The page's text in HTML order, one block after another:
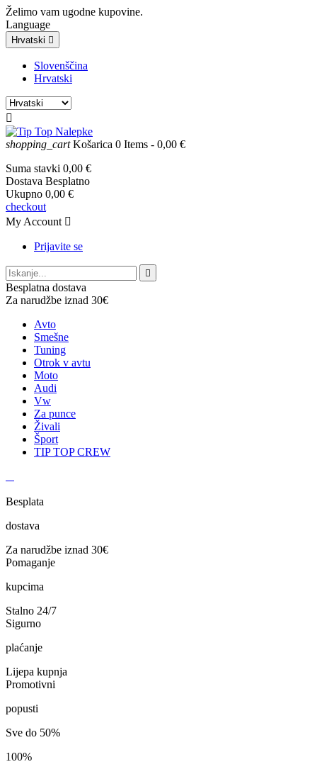
Želimo vam ugodne kupovine.
Language
Hrvatski 
Slovenščina
Hrvatski

shopping_cart Košarica 0 Items - 0,00 €
Suma stavki 0,00 €
Dostava Besplatno
Ukupno 0,00 €
checkout
My Account 
Prijavite se

Besplatna dostava
Za narudžbe iznad 30€
Avto
Smešne
Tuning
Otrok v avtu
Moto
Audi
Vw
Za punce
Živali
Šport
TIP TOP CREW
Besplata
dostava
Za narudžbe iznad 30€
Pomaganje
kupcima
Stalno 24/7
Sigurno
plaćanje
Lijepa kupnja
Promotivni
popusti
Sve do 50%
100%